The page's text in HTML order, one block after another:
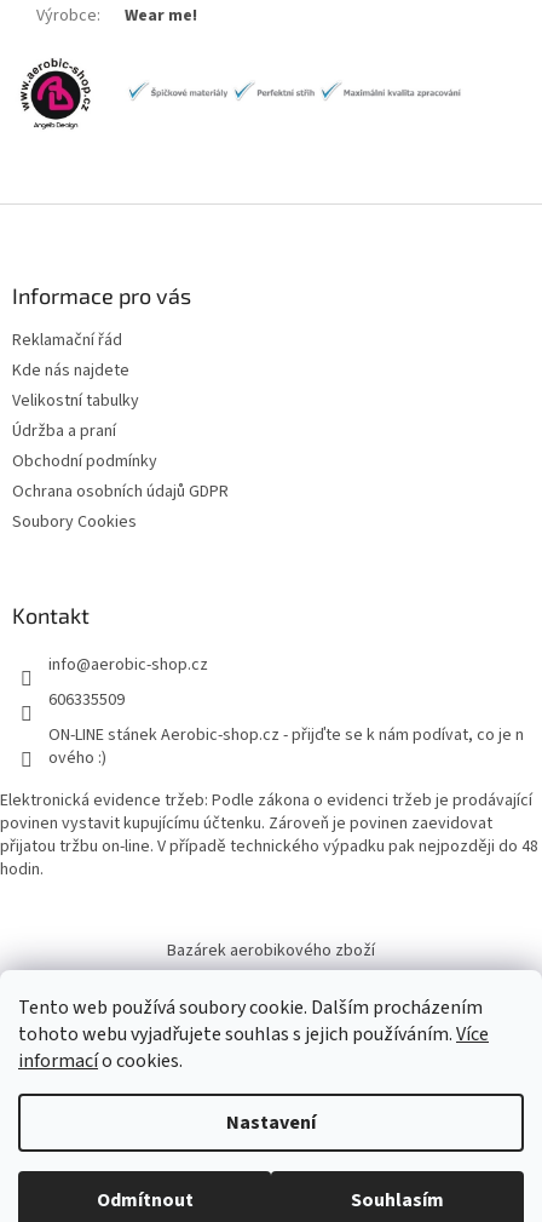
Tento web používá soubory cookie. Dalším procházením
tohoto webu vyjadřujete souhlas s jejich používáním.Více
informacío cookies.
Nastavení
Odmítnout Souhlasím
Výrobce: Wear me!
Informace pro vás
Reklamační řád
Kde nás najdete
Velikostní tabulky
Údržba a praní
Obchodní podmínky
Ochrana osobních údajů GDPR
Soubory Cookies
Kontakt
info@aerobic-shop.cz
606335509
ON-LINE stánek Aerobic-shop.cz - přijďte se k nám podívat, co je n
ového :)
Elektronická evidence tržeb: Podle zákona o evidenci tržeb je prodávající
povinen vystavit kupujícímu účtenku. Zároveň je povinen zaevidovat
přijatou tržbu on-line. V případě technického výpadku pak nejpozději do 48
hodin.
Bazárek aerobikového zboží
Copyright 2026Aerobic-shop.cz. Všechna práva vyhrazena.Upravit